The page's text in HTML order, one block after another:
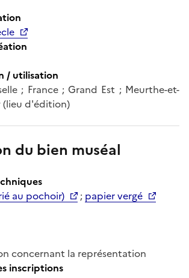
/ utilisation
; France ; Grand Est ; Meurthe-et-
(lieu d'édition)
du bien muséal
au pochoir)
; papier vergé
concernant la représentation
inscriptions